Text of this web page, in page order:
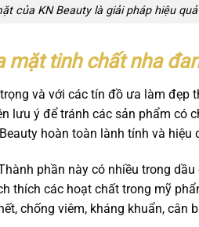
của KN Beauty là giải pháp hiệu
tinh chất nha
và với các tín đồ ưa làm đẹp
lưu ý để tránh các sản phẩm có
hoàn toàn lành tính và hiệu
phần này có nhiều trong
thích các hoạt chất trong mỹ
chống viêm, kháng khuẩn, cân